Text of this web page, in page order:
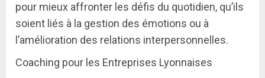
pour mieux affronter les défis du quotidien, qu’ils
soient liés à la gestion des émotions ou à
l’amélioration des relations interpersonnelles.
Coaching pour les Entreprises Lyonnaises